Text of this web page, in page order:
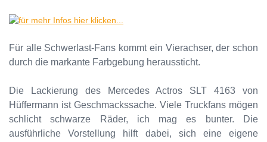
Für alle Schwerlast-Fans kommt ein Vierachser, der schon
durch die markante Farbgebung heraussticht.
Die Lackierung des Mercedes Actros SLT 4163 von
Hüffermann ist Geschmackssache. Viele Truckfans mögen
schlicht schwarze Räder, ich mag es bunter. Die
ausführliche Vorstellung hilft dabei, sich eine eigene